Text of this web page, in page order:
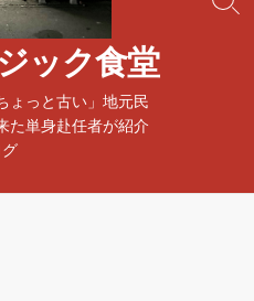
ック食堂
ょっと古い」地元民
た単身赴任者が紹介
検